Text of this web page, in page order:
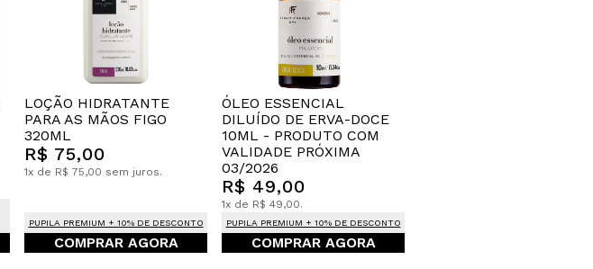
LOÇÃO HIDRATANTE
PARA AS MÃOS FIGO
320ML
R$ 75,00
1x de R$ 75,00 sem juros.
PUPILA PREMIUM + 10% DE DESCONTO
COMPRAR AGORA
ÓLEO ESSENCIAL
DILUÍDO DE ERVA-DOCE
10ML - PRODUTO COM
VALIDADE PRÓXIMA
03/2026
R$ 49,00
1x de R$ 49,00.
PUPILA PREMIUM + 10% DE DESCONTO
COMPRAR AGORA